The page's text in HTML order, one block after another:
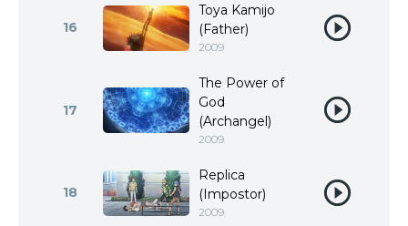
16
Toya Kamijo
(Father)
2009
17
The Power of
God
(Archangel)
2009
18
Replica
(Impostor)
2009